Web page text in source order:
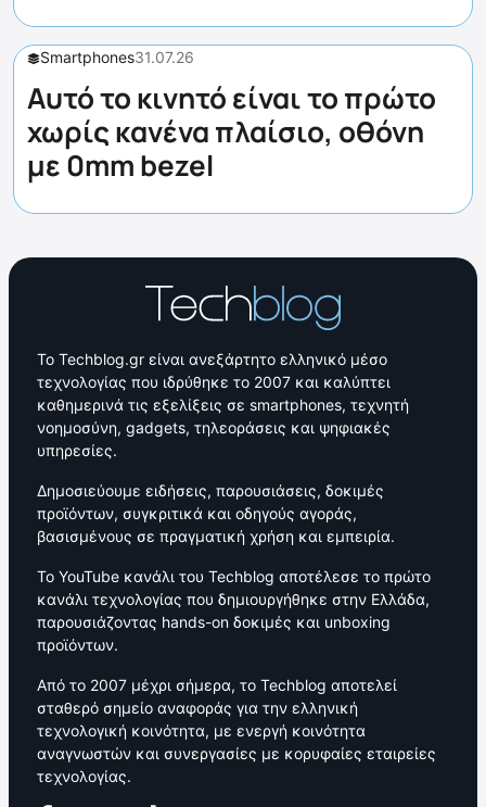
Smartphones31.07.26
Αυτό το κινητό είναι το πρώτο
χωρίς κανένα πλαίσιο, οθόνη
με 0mm bezel
Το Techblog.gr είναι ανεξάρτητο ελληνικό μέσο
τεχνολογίας που ιδρύθηκε το 2007 και καλύπτει
καθημερινά τις εξελίξεις σε smartphones, τεχνητή
νοημοσύνη, gadgets, τηλεοράσεις και ψηφιακές
υπηρεσίες.
Δημοσιεύουμε ειδήσεις, παρουσιάσεις, δοκιμές
προϊόντων, συγκριτικά και οδηγούς αγοράς,
βασισμένους σε πραγματική χρήση και εμπειρία.
Το YouTube κανάλι του Techblog αποτέλεσε το πρώτο
κανάλι τεχνολογίας που δημιουργήθηκε στην Ελλάδα,
παρουσιάζοντας hands-on δοκιμές και unboxing
προϊόντων.
Από το 2007 μέχρι σήμερα, το Techblog αποτελεί
σταθερό σημείο αναφοράς για την ελληνική
τεχνολογική κοινότητα, με ενεργή κοινότητα
αναγνωστών και συνεργασίες με κορυφαίες εταιρείες
τεχνολογίας.